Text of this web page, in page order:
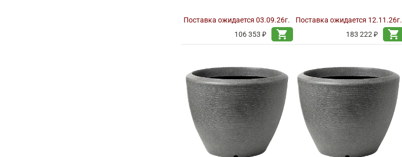
Поставка ожидается 03.09.26г.
106 353 ₽
shopping_cart
Поставка ожидается 12.11.26г.
183 222 ₽
shopping_cart